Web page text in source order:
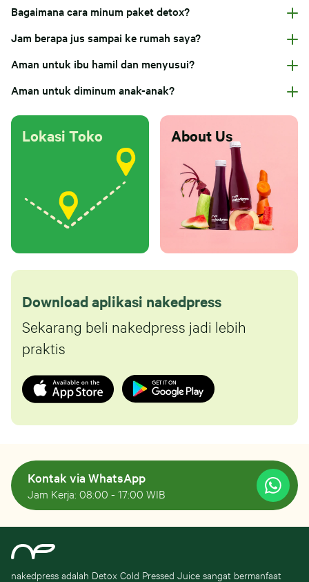
Bagaimana cara minum paket detox?
Jam berapa jus sampai ke rumah saya?
Aman untuk ibu hamil dan menyusui?
Aman untuk diminum anak-anak?
Lokasi Toko About Us
Download aplikasi nakedpress
Sekarang beli nakedpress jadi lebih
praktis
Kontak via WhatsApp
Jam Kerja: 08:00 - 17:00 WIB
nakedpress adalah Detox Cold Pressed Juice sangat bermanfaat